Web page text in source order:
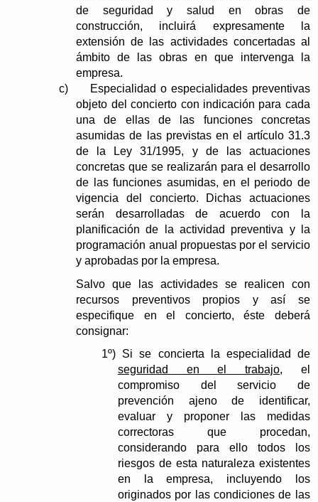
de seguridad y salud en obras de
construcción, incluirá expresamente la
extensión de las actividades concertadas al
ámbito de las obras en que intervenga la
empresa.
c)
Especialidad o especialidades preventivas
objeto del concierto con indicación para cada
una de ellas de las funciones concretas
asumidas de las previstas en el artículo 31.3
de la Ley 31/1995, y de las actuaciones
concretas que se realizarán para el desarrollo
de las funciones asumidas, en el periodo de
vigencia del concierto. Dichas actuaciones
serán desarrolladas de acuerdo con la
planificación de la actividad preventiva y la
programación anual propuestas por el servicio
y aprobadas por la empresa.
Salvo que las actividades se realicen con
recursos preventivos propios y así se
especifique en el concierto, éste deberá
consignar:
1º) Si se concierta la especialidad de
seguridad en el trabajo, el
compromiso del servicio de
prevención ajeno de identificar,
evaluar y proponer las medidas
correctoras que procedan,
considerando para ello todos los
riesgos de esta naturaleza existentes
en la empresa, incluyendo los
originados por las condiciones de las